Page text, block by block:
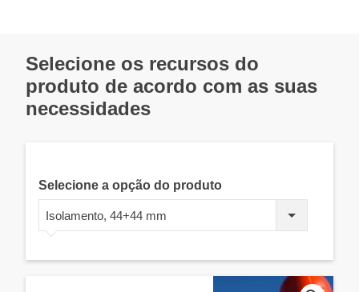
Selecione os recursos do
produto de acordo com as suas
necessidades
Selecione a opção do produto
Isolamento, 44+44 mm